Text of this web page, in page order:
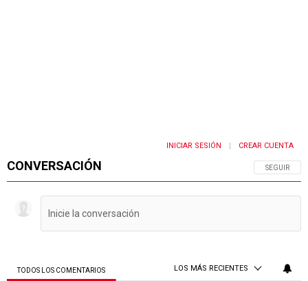
CONVERSACIÓN SIGA ESTA
SEGUIR
INICIAR SESIÓN CREAR CUENTA
TODOS LOS COMENTARIOS LOS MÁS RECIENTES